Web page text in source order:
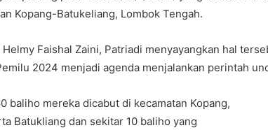
Kopang-Batukeliang, Lombok Tengah.
Faishal Zaini, Patriadi menyayangkan hal
2024 menjadi agenda menjalankan perintah
baliho mereka dicabut di kecamatan Kopang,
Batukliang dan sekitar 10 baliho yang